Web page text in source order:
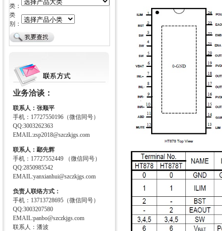
类：
类
别：
业务洽谈：
联系人：张顺平
手机：17727550196（微信同号）
QQ:3003262363
EMAIL:zsp2018@szczkjgs.com
联系人：鄢先辉
手机：17727552449 （微信同号）
QQ:2850985542
EMAIL:yanxianhui@szczkjgs.com
负责人联络方式：
手机：13713728695（微信同号）
QQ:3003207580
EMAIL:panbo@szczkjgs.com
联系人：潘波